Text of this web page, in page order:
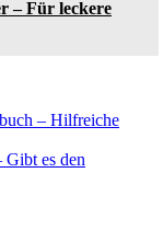
– Für leckere
– Hilfreiche
es den